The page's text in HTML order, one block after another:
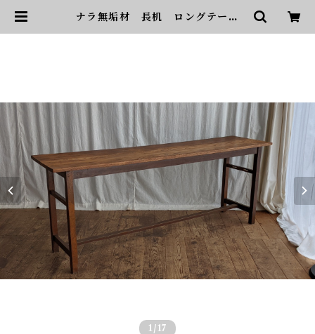
ナラ無垢材 長机 ロングテーブ
1 /17